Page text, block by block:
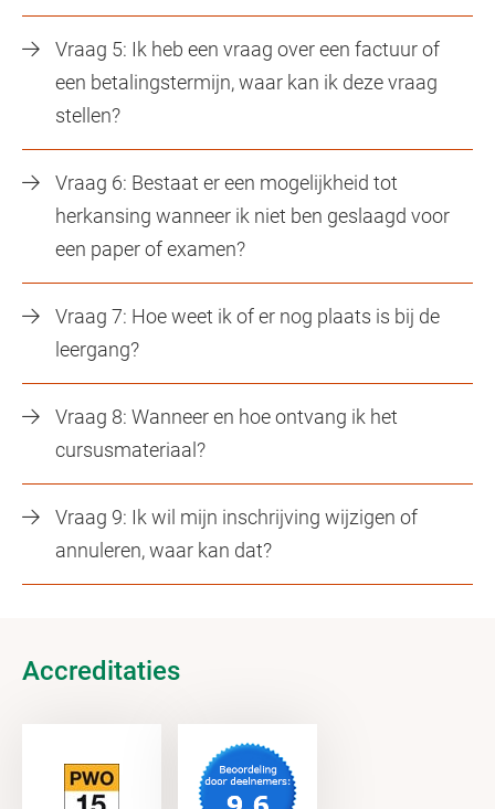
Vraag 5: Ik heb een vraag over een factuur of
een betalingstermijn, waar kan ik deze vraag
stellen?
Vraag 6: Bestaat er een mogelijkheid tot
herkansing wanneer ik niet ben geslaagd voor
een paper of examen?
Vraag 7: Hoe weet ik of er nog plaats is bij de
leergang?
Vraag 8: Wanneer en hoe ontvang ik het
cursusmateriaal?
Vraag 9: Ik wil mijn inschrijving wijzigen of
annuleren, waar kan dat?
Accreditaties